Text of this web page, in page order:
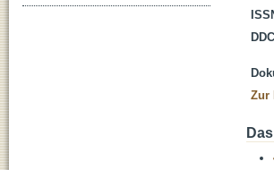
Zur